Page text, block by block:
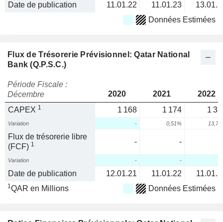
Date de publication 11.01.22 11.01.23
Données Estimées
Flux de Trésorerie Prévisionnel: Qatar National
Bank (Q.P.S.C.)
Période Fiscale :
Décembre
2020 2021
2022
CAPEX 1 1 168 1 174 1
Variation - 0,51%
Flux de trésorerie libre
(FCF) 1 - -
Variation - -
Date de publication 12.01.21 11.01.22
1QAR en Millions Données Estimées